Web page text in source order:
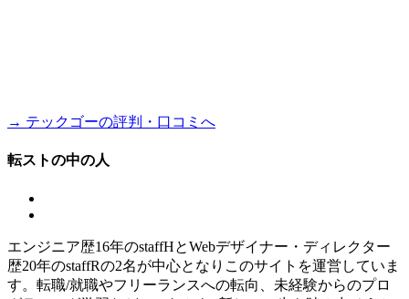
→ テックゴーの評判・口コミへ
転ストの中の人
エンジニア歴16年のstaffHとWebデザイナー・ディレクター
歴20年のstaffRの2名が中心となりこのサイトを運営していま
す。転職/就職やフリーランスへの転向、未経験からのプロ